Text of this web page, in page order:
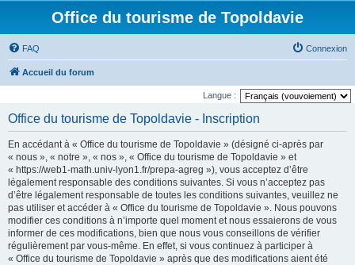
Office du tourisme de Topoldavie
FAQ Connexion
Accueil du forum
Langue :
Office du tourisme de Topoldavie - Inscription
En accédant à « Office du tourisme de Topoldavie » (désigné ci-après par
« nous », « notre », « nos », « Office du tourisme de Topoldavie » et
« https://web1-math.univ-lyon1.fr/prepa-agreg »), vous acceptez d’être
légalement responsable des conditions suivantes. Si vous n’acceptez pas
d’être légalement responsable de toutes les conditions suivantes, veuillez ne
pas utiliser et accéder à « Office du tourisme de Topoldavie ». Nous pouvons
modifier ces conditions à n’importe quel moment et nous essaierons de vous
informer de ces modifications, bien que nous vous conseillons de vérifier
régulièrement par vous-même. En effet, si vous continuez à participer à
« Office du tourisme de Topoldavie » après que des modifications aient été